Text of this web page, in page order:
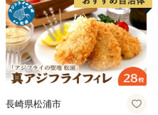
元 御中元 贈答 プレゼント 贈
り物 ギフト 母の日 お母さん
保存食 非常食 防災 備蓄 長期
保存 )【B2-192】
長崎県松浦市